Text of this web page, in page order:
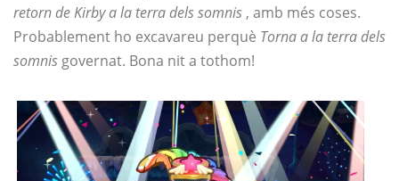
retorn de Kirby a la terra dels somnis , amb més coses.
Probablement ho excavareu perquè Torna a la terra dels
somnis governat. Bona nit a tothom!